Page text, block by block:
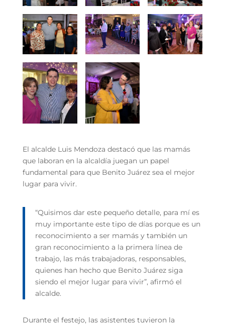
El alcalde Luis Mendoza destacó que las mamás
que laboran en la alcaldía juegan un papel
fundamental para que Benito Juárez sea el mejor
lugar para vivir.
“Quisimos dar este pequeño detalle, para mí es
muy importante este tipo de días porque es un
reconocimiento a ser mamás y también un
gran reconocimiento a la primera línea de
trabajo, las más trabajadoras, responsables,
quienes han hecho que Benito Juárez siga
siendo el mejor lugar para vivir”, afirmó el
alcalde.
Durante el festejo, las asistentes tuvieron la